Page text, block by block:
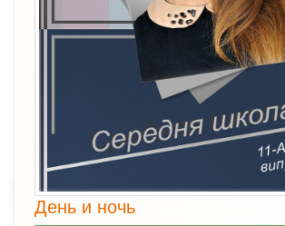
День и ночь